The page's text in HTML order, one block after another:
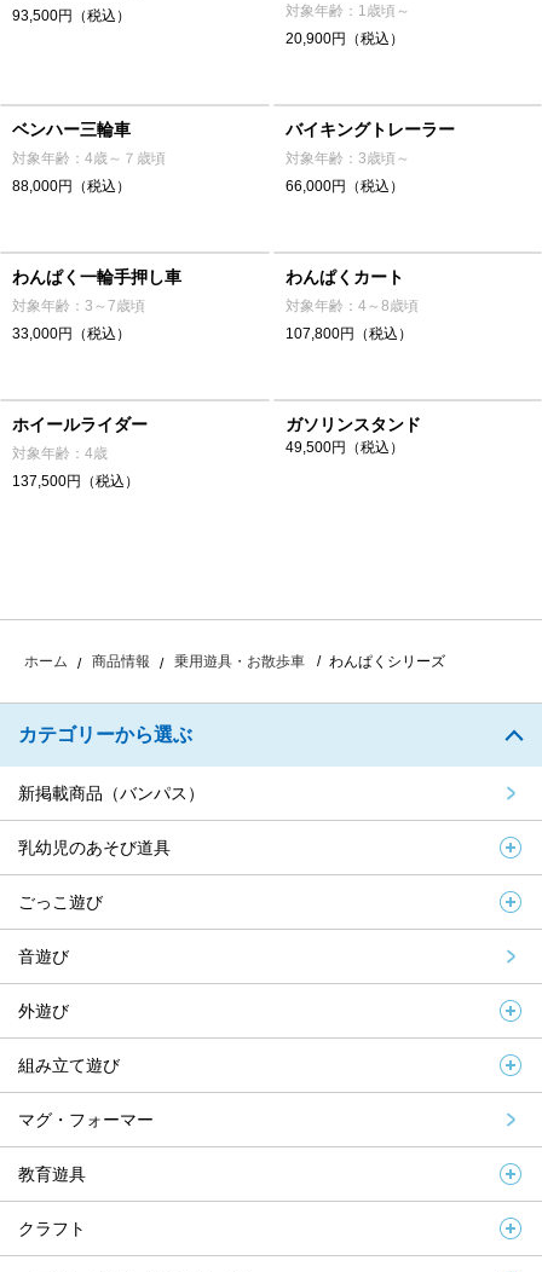
93,500円（税込）
対象年齢：1歳頃～
20,900円（税込）
ベンハー三輪車
対象年齢：4歳～７歳頃
88,000円（税込）
バイキングトレーラー
対象年齢：3歳頃～
66,000円（税込）
わんぱく一輪手押し車
対象年齢：3～7歳頃
33,000円（税込）
わんぱくカート
対象年齢：4～8歳頃
107,800円（税込）
ホイールライダー
対象年齢：4歳
137,500円（税込）
ガソリンスタンド
49,500円（税込）
ホーム 商品情報 乗用遊具・お散歩車 わんぱくシリーズ
カテゴリーから選ぶ
新掲載商品（バンパス）
乳幼児のあそび道具
ごっこ遊び
音遊び
外遊び
組み立て遊び
マグ・フォーマー
教育遊具
クラフト